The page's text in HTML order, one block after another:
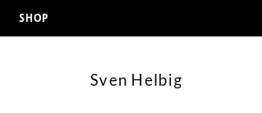
SHOP
Sven Helbig